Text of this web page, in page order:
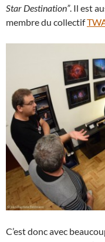
Star Destination”. Il est
membre du collectif
C’est donc avec